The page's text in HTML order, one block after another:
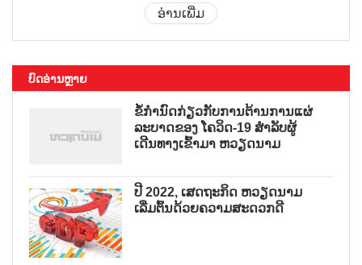
ອ່ານເພີ່ມ
ບົດອ່ານຫຼາຍ
ຂໍ້ກຳນົດກ່ຽວກັບການຕ້ານການແຜ່
ລະບາດຂອງ ໂຄວິດ-19 ສຳລັບຜູ້
ເດີນທາງເຂົ້າມາ ຫວຽດນາມ
ປີ 2022, ເສດຖະກິດ ຫວຽດນາມ
ເລີ່ມຕົ້ນດ້ວຍຄວາມສະດວກດີ